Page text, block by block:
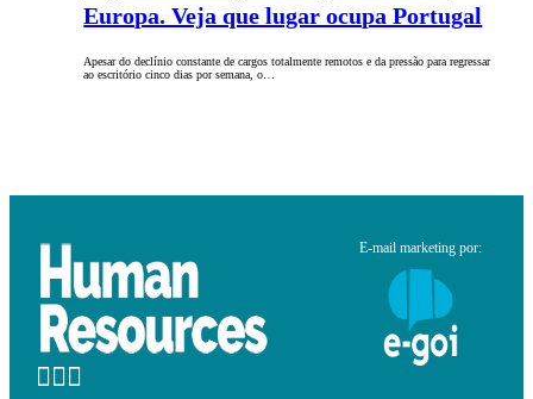
Europa. Veja que lugar ocupa Portugal
Apesar do declínio constante de cargos totalmente remotos e da pressão para regressar
ao escritório cinco dias por semana, o…
E-mail marketing por: